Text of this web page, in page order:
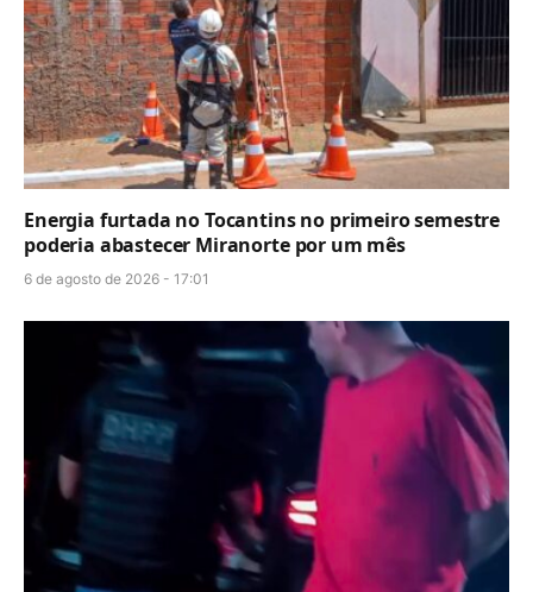
Energia furtada no Tocantins no primeiro semestre
poderia abastecer Miranorte por um mês
6 de agosto de 2026 - 17:01